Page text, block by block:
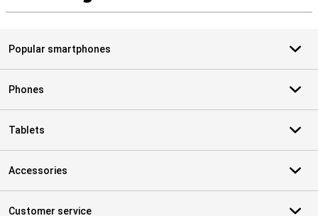
Popular smartphones
Phones
Tablets
Accessories
Customer service